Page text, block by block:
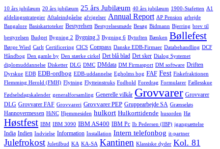
10 års jubilæum 20 års jubilæum 25 års Jubilæum 40 års jubilæum 1900-Stafetten A1
afdelingsstrategier Aftaleindgåelse afvigelser Annual Report AP Pension arbejde
Bangalore Basiskartoteker Bestyrelsen Bestyrelsesmøde Besøg Bidmann Bjerring brev til
bestyrelsen Budget Bygning 2 Bygning 3 Bygning 6 Bytoften Bænken Bøllefest
Børge Wied Carlt Certificering CICS Compass Danske EDB-Firmaer Databehandling DCF
Håndbog Den gamle by Den stærke cirkel Det blå blad Det sker Dialog Systemet
diplomuddannelse Disketter DLG DMC DMdata DM Firmasport DM software Driften
Dyrskue EDB EDB-ordbog EDB-uddannelse Egholms bog FAF Fest Fiskefraktionen
Flemming Herold (FMH) Flytning Flytteinstruks Fodbold Foredrag Formularer Fællesskue
Fødselsdagskalender generalforsamling Generelle vilkår Grovvarer Grovvarer
DLG Grovvarer FAF Grovvareri Grovvarer PEP Gruppearbejde SA Grænseløs
Hannovermessen HiNC Hjemmesiden hulkort Hulkorttidende husorden Hø
Høstfest IBM IBM 3090 IBM AS400 IBM Pc Ib Pedersen (IBP) igangsættelse
India Indien Indvielse Information Installation Intern telefonbog it-partner
Julefrokost Juletilbud KA KA-SA Kantinen Klassiske dyder Kol. 81